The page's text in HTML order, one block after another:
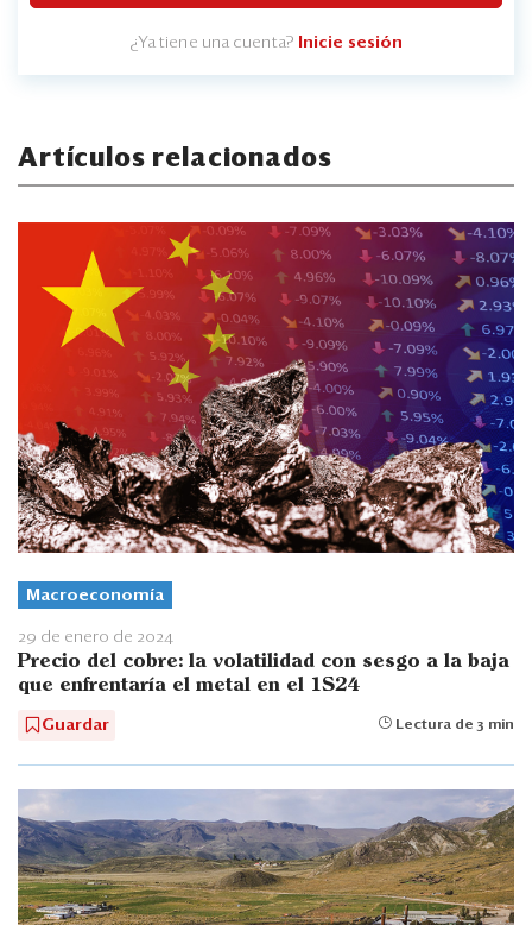
¿Ya tiene una cuenta? Inicie sesión
Artículos relacionados
Macroeconomía
29 de enero de 2024
Precio del cobre: la volatilidad con sesgo a la baja
que enfrentaría el metal en el 1S24
Guardar Lectura de 3 min